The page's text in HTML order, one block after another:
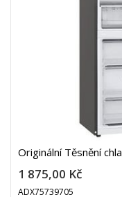
Originální Těsnění
1 875,00 Kč
ADX75739705